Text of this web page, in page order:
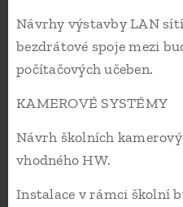
Návrhy výstavby LAN
bezdrátové spoje mezi
počítačových učeben.
KAMEROVÉ SYSTÉMY
Návrh školních
vhodného HW.
Instalace v rámci školní